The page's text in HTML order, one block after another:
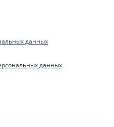
данных
данных